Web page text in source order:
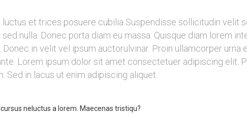
et trices posuere cubilia Suspendisse sollicitudin velit
nulla. Donec porta diam eu massa. Quisque diam lorem
in velit vel ipsum auctorulvinar. Proin ullamcorper
Lorem ipsum dolor sit amet consectetuer adipiscing elit.
Sed in lacus ut enim adipiscing aliquet.
neluctus a lorem. Maecenas tristiqu?